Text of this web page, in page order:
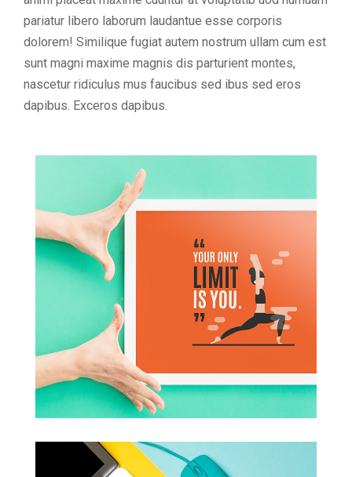
pariatur libero laborum laudantue esse corporis
dolorem! Similique fugiat autem nostrum ullam cum est
sunt magni maxime magnis dis parturient montes,
nascetur ridiculus mus faucibus sed ibus sed eros
dapibus. Exceros dapibus.